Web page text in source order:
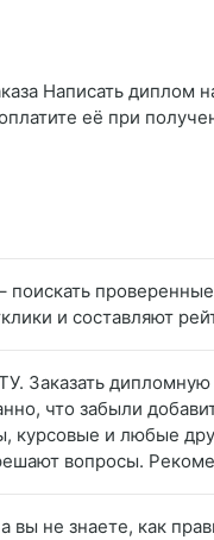
Написать диплом
её при
поискать
и составляют
Заказать
что забыли
курсовые и любые
вопросы.
вы не знаете, как